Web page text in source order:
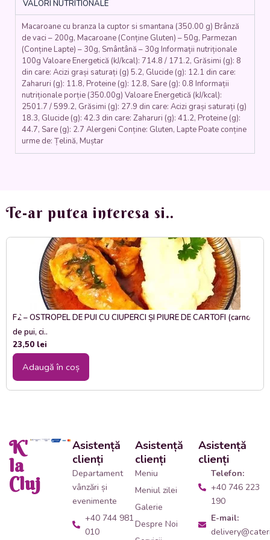
VALORI NUTRITIONALE
Macaroane cu branza la cuptor si smantana (350.00 g) Brânză
de vaci – 200g, Macaroane (Conține Gluten) – 50g, Parmezan
(Conține Lapte) – 30g, Smântână – 30g Informații nutriționale
100g Valoare Energetică (kJ/kcal): 714.8 / 171.2, Grăsimi (g): 8
din care: Acizi grași saturați (g) 5.2, Glucide (g): 12.1 din care:
Zaharuri (g): 11.8, Proteine (g): 12.8, Sare (g): 0.8 Informații
nutriționale porție (350.00g) Valoare Energetică (kJ/kcal):
2501.7 / 599.2, Grăsimi (g): 27.9 din care: Acizi grași saturați (g)
18.3, Glucide (g): 42.3 din care: Zaharuri (g): 41.2, Proteine (g):
44.7, Sare (g): 2.7 Alergeni Conține: Gluten, Lapte Poate conține
urme de: Țelină, Muștar
Te-ar putea interesa si..
F2 – OSTROPEL DE PUI CU CIUPERCI ȘI PIURE DE CARTOFI (carne
de pui, ci..
23,50 lei
Adaugă în coș
K'
la
Cluj
Asistență
clienți
Departament
vânzări și
evenimente
+40 744 981
010
Asistență
clienți
Meniu
Meniul zilei
Galerie
Despre Noi
Asistență
clienți
Telefon:
+40 746 223
190
E-mail: